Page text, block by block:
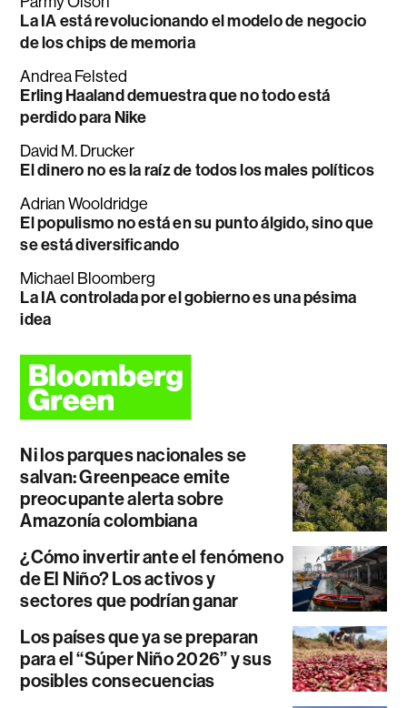
La IA está revolucionando el modelo de negocio
de los chips de memoria
Andrea Felsted
Erling Haaland demuestra que no todo está
perdido para Nike
David M. Drucker
El dinero no es la raíz de todos los males políticos
Adrian Wooldridge
El populismo no está en su punto álgido, sino que
se está diversificando
Michael Bloomberg
La IA controlada por el gobierno es una pésima
idea
Ni los parques nacionales se
salvan: Greenpeace emite
preocupante alerta sobre
Amazonía colombiana
¿Cómo invertir ante el fenómeno
de El Niño? Los activos y
sectores que podrían ganar
Los países que ya se preparan
para el “Súper Niño 2026” y sus
posibles consecuencias